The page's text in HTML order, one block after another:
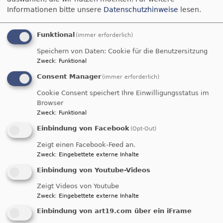
einen Termin mit Ihnen, um alles weitere in Ruhe
zu besprechen: Taufspruch und Lieder, die
Gestaltung des Gottesdienstes und die Rolle der
Paten, Ihre Gedanken und die kirchlichen
Elemente.
Seit Januar 2022 finden Sie in der Stadtkirche das
"Buch des Lebens". In diesem Buch bekommt
jeder Täufling unserer Kirchengemeinde eine
Seite, die vom Pfarramt und mit Hilfe der Eltern
und Verwandten gestaltet wird.
Anleitung "Buch des Lebens"
Weitere Informationen zur Taufe finden Sie
Ein Taufspruch begleitet den Täufling mit einem
guten Wort für sein Leben.
Informationen bitte unsere Datenschutzhinweise lesen.
Funktional (immer erforderlich)
Speichern von Daten: Cookie für die Benutzersitzung
Zweck: Funktional
Consent Manager (immer erforderlich)
Cookie Consent speichert Ihre Einwilligungsstatus im
Browser
Zweck: Funktional
Einbindung von Facebook (Opt-Out)
Zeigt einen Facebook-Feed an.
Zweck: Eingebettete externe Inhalte
Einbindung von Youtube-Videos
Zeigt Videos von Youtube
Zweck: Eingebettete externe Inhalte
Einbindung von art19.com über ein iFrame